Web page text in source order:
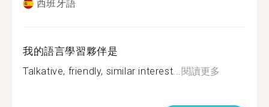
西班牙語
我的語言學習夥伴是
Talkative, friendly, similar interest...閱讀更多